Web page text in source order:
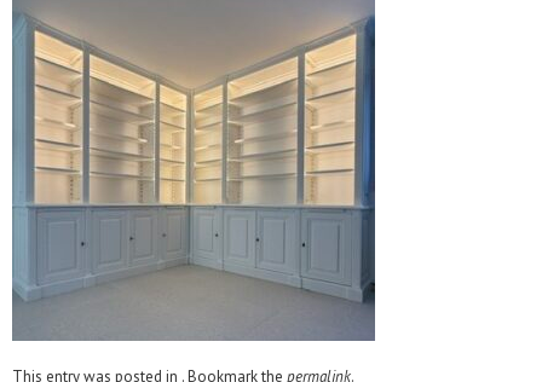
This entry was posted in . Bookmark the permalink.